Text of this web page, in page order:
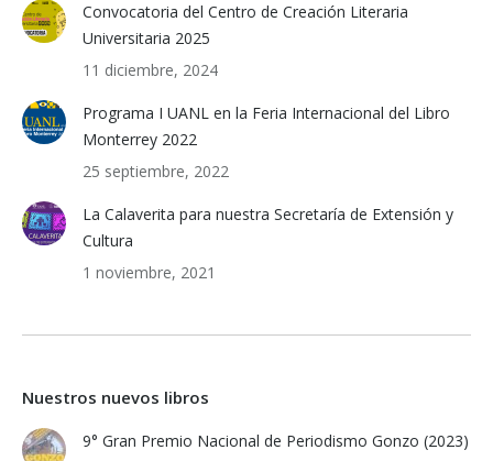
Convocatoria del Centro de Creación Literaria
Universitaria 2025
11 diciembre, 2024
Programa I UANL en la Feria Internacional del Libro
Monterrey 2022
25 septiembre, 2022
La Calaverita para nuestra Secretaría de Extensión y
Cultura
1 noviembre, 2021
Nuestros nuevos libros
9° Gran Premio Nacional de Periodismo Gonzo (2023)